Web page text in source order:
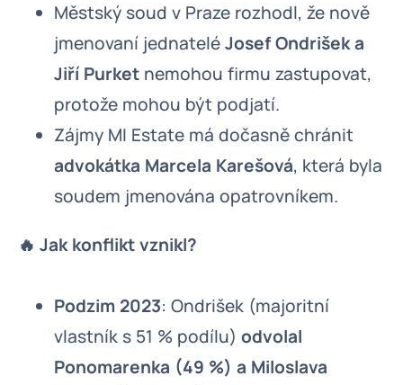
Městský soud v Praze rozhodl, že nově
jmenovaní jednateléJosef Ondrišek a
Jiří Purket nemohou firmu zastupovat,
protože mohou být podjatí.
Zájmy MI Estate má dočasně chránit
advokátka Marcela Karešová, která byla
soudem jmenována opatrovníkem.
🔥 Jak konflikt vznikl?
Podzim 2023: Ondrišek (majoritní
vlastník s 51 % podílu) odvolal
Ponomarenka (49 %) a Miloslava